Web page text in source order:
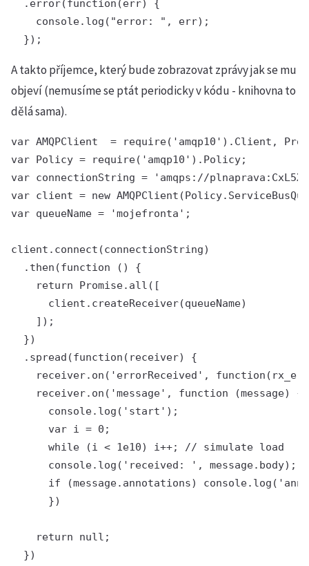
  .error(function(err) {
    console.log("error: ", err);
A takto příjemce, který bude zobrazovat zprávy jak se mu
objeví (nemusíme se ptát periodicky v kódu - knihovna to
dělá sama).
var AMQPClient  = require('amqp10').Client,
var Policy = require('amqp10').Policy;
var connectionString = 'amqps://
var client = new
var queueName = 'mojefronta';
client.connect(connectionString)
  .then(function () {
    return Promise.all([
      client.createReceiver(queueName)
    ]);
  })
  .spread(function(receiver) {
receiver.on('errorReceived',
    receiver.on('message', function (message) {
      console.log('start');
      var i = 0;
      while (i < 1e10) i++; // simulate load
      console.log('received: ', message.body);
if (message.annotations)
      })
    return null;
  })